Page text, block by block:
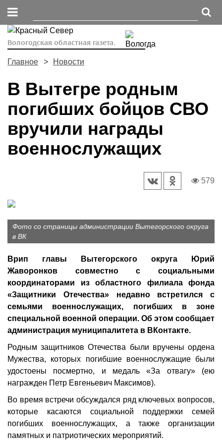
Вологодская областная газета.
Главное Новости
В Вытегре родным
погибших бойцов СВО
вручили награды
военнослужащих
579
Фото со страницы администрации Вытегорского округа
в ВК
Врип главы Вытегорского округа Юрий
Жаворонков совместно с социальными
координаторами из областного филиала фонда
«Защитники Отечества» недавно встретился с
семьями военнослужащих, погибших в зоне
специальной военной операции. Об этом сообщает
администрация муниципалитета в ВКонтакте.
Родным защитников Отечества были вручены ордена
Мужества, которых погибшие военнослужащие были
удостоены посмертно, и медаль «За отвагу» (ею
награжден Петр Евгеньевич Максимов).
Во время встречи обсуждался ряд ключевых вопросов,
которые касаются социальной поддержки семей
погибших военнослужащих, а также организации
памятных и патриотических мероприятий.